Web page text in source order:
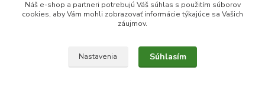
Náš e-shop a partneri potrebujú Váš súhlas s použitím súborov
cookies, aby Vám mohli zobrazovať informácie týkajúce sa Vašich
záujmov.
Nastavenia Súhlasím